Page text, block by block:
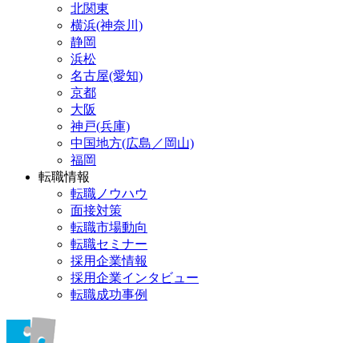
北関東
横浜(神奈川)
静岡
浜松
名古屋(愛知)
京都
大阪
神戸(兵庫)
中国地方(広島／岡山)
福岡
転職情報
転職ノウハウ
面接対策
転職市場動向
転職セミナー
採用企業情報
採用企業インタビュー
転職成功事例